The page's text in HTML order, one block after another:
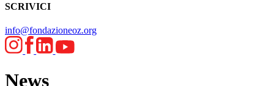
SCRIVICI
info@fondazioneoz.org
News